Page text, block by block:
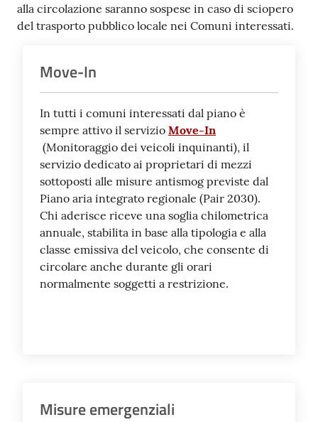
alla circolazione saranno sospese in caso di sciopero
del trasporto pubblico locale nei Comuni interessati.
Move-In
In tutti i comuni interessati dal piano è
sempre attivo il servizio Move-In
(Monitoraggio dei veicoli inquinanti), il
servizio dedicato ai proprietari di mezzi
sottoposti alle misure antismog previste dal
Piano aria integrato regionale (Pair 2030).
Chi aderisce riceve una soglia chilometrica
annuale, stabilita in base alla tipologia e alla
classe emissiva del veicolo, che consente di
circolare anche durante gli orari
normalmente soggetti a restrizione.
Misure emergenziali